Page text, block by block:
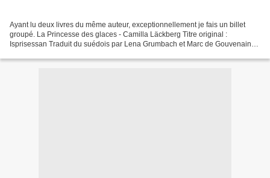
Ayant lu deux livres du même auteur, exceptionnellement je fais un billet
groupé. La Princesse des glaces - Camilla Läckberg Titre original :
Isprisessan Traduit du suédois par Lena Grumbach et Marc de Gouvenain